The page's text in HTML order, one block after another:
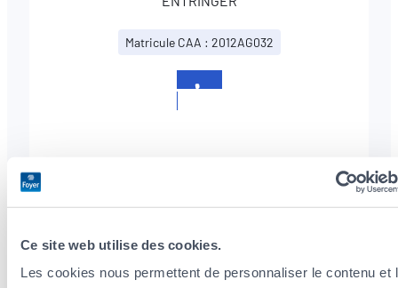
Ce site web utilise des cookies.
Les cookies nous permettent de personnaliser le contenu et
Matricule CAA : 2012AG032
Unsere Dienstleistungen